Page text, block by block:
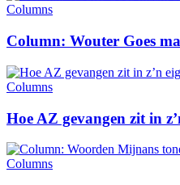
Columns
Column: Wouter Goes
Columns
Hoe AZ gevangen zit in
Columns